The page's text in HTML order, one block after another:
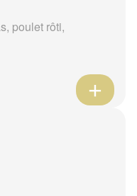
poulet rôti,